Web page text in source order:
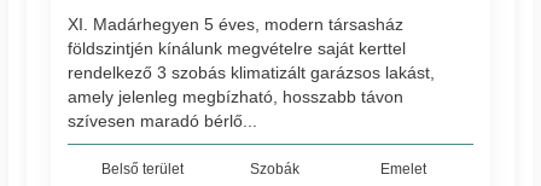
XI. Madárhegyen 5 éves, modern társasház
földszintjén kínálunk megvételre saját kerttel
rendelkező 3 szobás klimatizált garázsos lakást,
amely jelenleg megbízható, hosszabb távon
szívesen maradó bérlő...
Belső terület Szobák Emelet